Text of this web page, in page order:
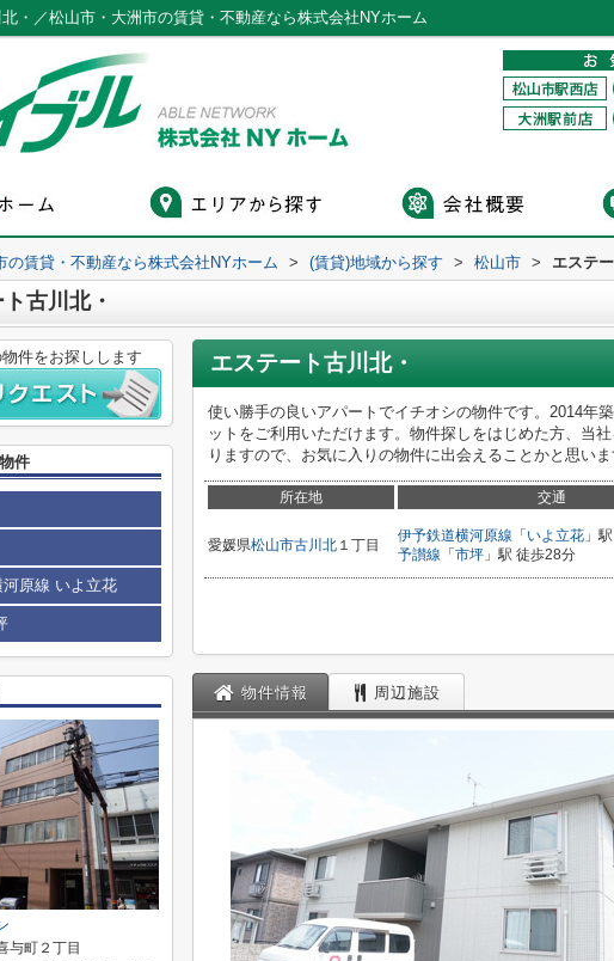
・／松山市・大洲市の賃貸・不動産なら株式会社NYホーム
の賃貸・不動産なら株式会社NYホーム > (賃貸)地域から探す > 松山市 > エステ
古川北・
エステート古川北・
使い勝手の良いアパートでイチオシの物件です。2014年
ットをご利用いただけます。物件探しをはじめた方、当
りますので、お気に入りの物件に出会えることかと思いま
所在地 交通
愛媛県松山市古川北 １丁目
伊予鉄道横河原線 「 いよ立花 」
予讃線 「 市坪 」駅 徒歩28分
物件情報 周辺施設
件をお探しします
件
原線 いよ立花
与町２丁目